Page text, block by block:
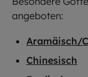
angeboten:
Aramäisch/
Chinesisch